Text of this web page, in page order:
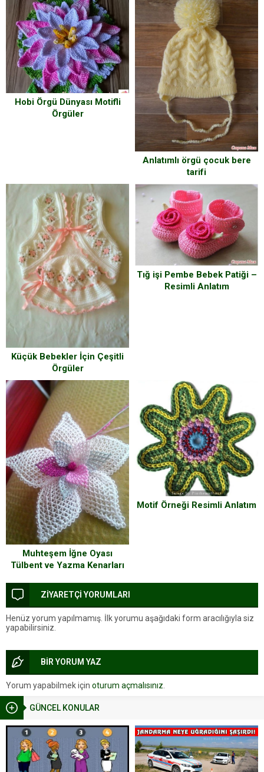
GÜNCEL KONULAR
Hobi Örgü Dünyası Motifli
Örgüler
Anlatımlı örgü çocuk bere
tarifi
Küçük Bebekler İçin Çeşitli
Örgüler
Tığ işi Pembe Bebek Patiği –
Resimli Anlatım
Muhteşem İğne Oyası
Tülbent ve Yazma Kenarları
Motif Örneği Resimli Anlatım
ZİYARETÇİ YORUMLARI
Henüz yorum yapılmamış. İlk yorumu aşağıdaki form aracılığıyla siz
yapabilirsiniz.
BİR YORUM YAZ
Yorum yapabilmek için oturum açmalısınız